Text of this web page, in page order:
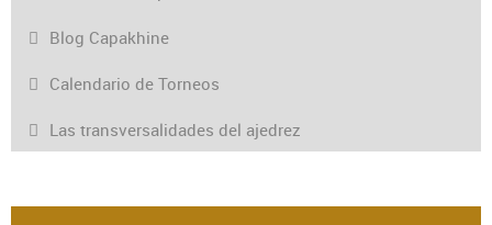
Blog Capakhine
Calendario de Torneos
Las transversalidades del ajedrez